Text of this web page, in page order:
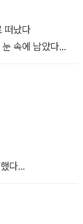
떠났다
속에 남았다
었다
도 눈의 냄새
과
다